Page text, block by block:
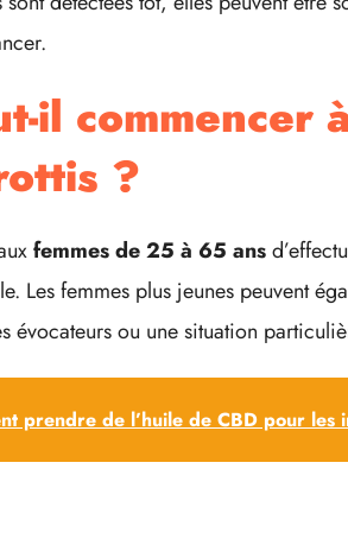
il commencer à
?
femmes de 25 à 65 ans
Les femmes plus jeunes peuvent
évocateurs ou une situation
prendre de l’huile de CBD pour les